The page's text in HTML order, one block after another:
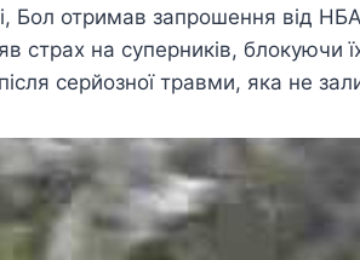
Бол отримав запрошення від
страх на суперників, блокуючи
серйозної травми, яка не